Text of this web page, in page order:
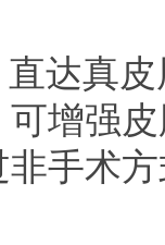
达真
增强
手术